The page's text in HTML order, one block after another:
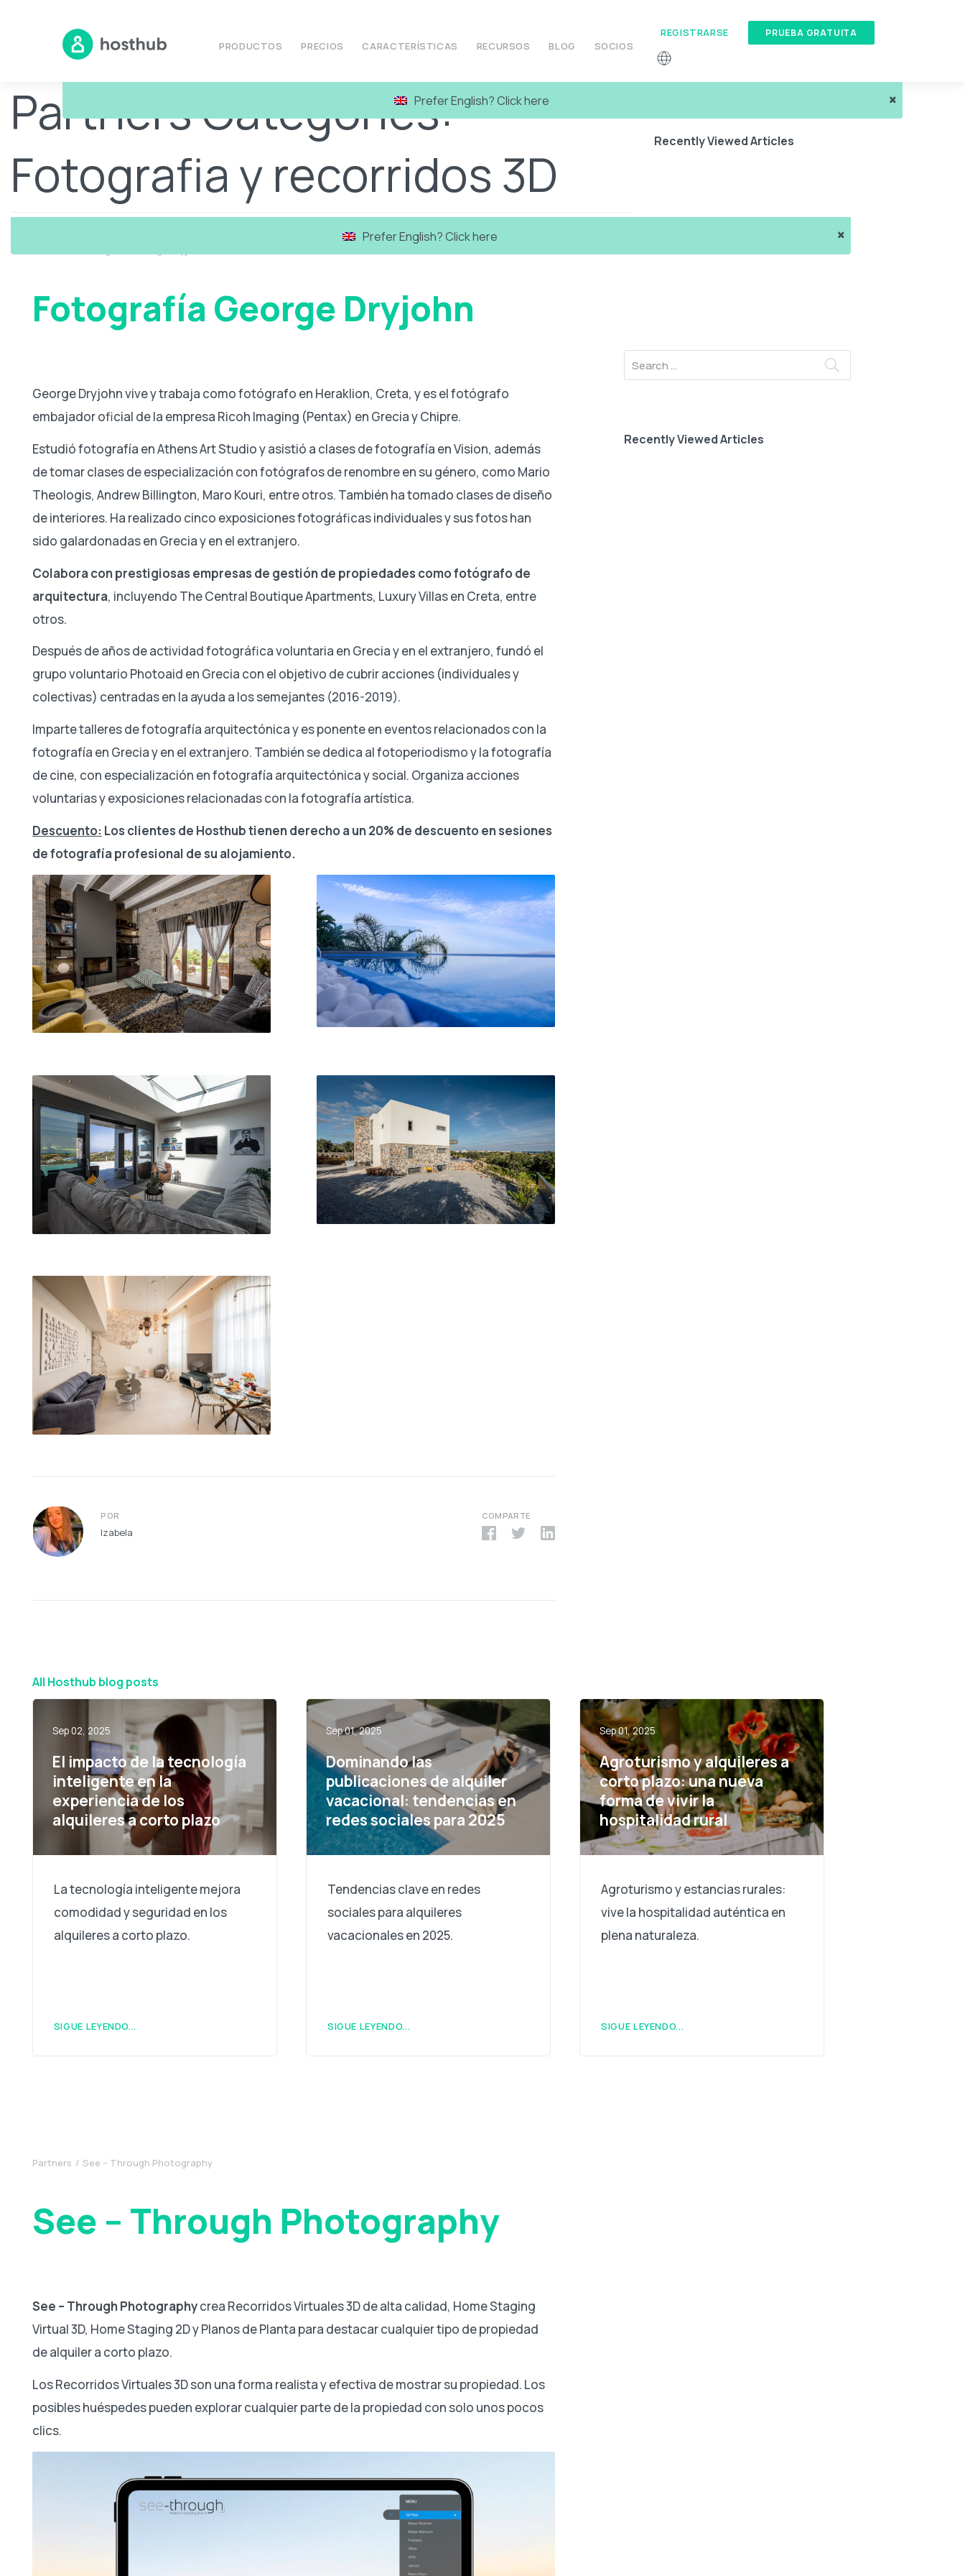
PRODUCTOS PRECIOS CARACTERÍSTICAS RECURSOS BLOG SOCIOS
REGISTRARSE PRUEBA GRATUITA
×
Prefer English? Click here
Partners Categories:
Fotografia y recorridos 3D
×
Prefer English? Click here
Fotografía George Dryjohn
George Dryjohn vive y trabaja como fotógrafo en Heraklion, Creta, y es el fotógrafo
embajador oficial de la empresa Ricoh Imaging (Pentax) en Grecia y Chipre.
Estudió fotografía en Athens Art Studio y asistió a clases de fotografía en Vision, además
de tomar clases de especialización con fotógrafos de renombre en su género, como Mario
Theologis, Andrew Billington, Maro Kouri, entre otros. También ha tomado clases de diseño
de interiores. Ha realizado cinco exposiciones fotográficas individuales y sus fotos han
sido galardonadas en Grecia y en el extranjero.
Colabora con prestigiosas empresas de gestión de propiedades como fotógrafo de
arquitectura, incluyendo The Central Boutique Apartments, Luxury Villas en Creta, entre
otros.
Después de años de actividad fotográfica voluntaria en Grecia y en el extranjero, fundó el
grupo voluntario Photoaid en Grecia con el objetivo de cubrir acciones (individuales y
colectivas) centradas en la ayuda a los semejantes (2016-2019).
Imparte talleres de fotografía arquitectónica y es ponente en eventos relacionados con la
fotografía en Grecia y en el extranjero. También se dedica al fotoperiodismo y la fotografía
de cine, con especialización en fotografía arquitectónica y social. Organiza acciones
voluntarias y exposiciones relacionadas con la fotografía artística.
Descuento: Los clientes de Hosthub tienen derecho a un 20% de descuento en sesiones
de fotografía profesional de su alojamiento.
POR
Izabela
COMPARTE
Recently Viewed Articles
All Hosthub blog posts
Sep 02, 2025
El impacto de la tecnología
inteligente en la
experiencia de los
alquileres a corto plazo
La tecnología inteligente mejora
comodidad y seguridad en los
alquileres a corto plazo.
SIGUE LEYENDO...
Sep 01, 2025
Dominando las
publicaciones de alquiler
vacacional: tendencias en
redes sociales para 2025
Tendencias clave en redes
sociales para alquileres
vacacionales en 2025.
SIGUE LEYENDO...
Sep 01, 2025
Agroturismo y alquileres a
corto plazo: una nueva
forma de vivir la
hospitalidad rural
Agroturismo y estancias rurales:
vive la hospitalidad auténtica en
plena naturaleza.
SIGUE LEYENDO...
Partners See – Through Photography
See – Through Photography
See – Through Photographycrea Recorridos Virtuales 3D de alta calidad, Home Staging
Virtual 3D, Home Staging 2D y Planos de Planta para destacar cualquier tipo de propiedad
de alquiler a corto plazo.
Los Recorridos Virtuales 3D son una forma realista y efectiva de mostrar su propiedad. Los
posibles huéspedes pueden explorar cualquier parte de la propiedad con solo unos pocos
clics.
Recently Viewed Articles